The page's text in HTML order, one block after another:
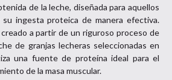
de la leche, diseñada para aquellos
su ingesta proteica de manera efectiva.
a partir de un riguroso proceso de
de granjas lecheras seleccionadas en
una fuente de proteína ideal para el
de la masa muscular.